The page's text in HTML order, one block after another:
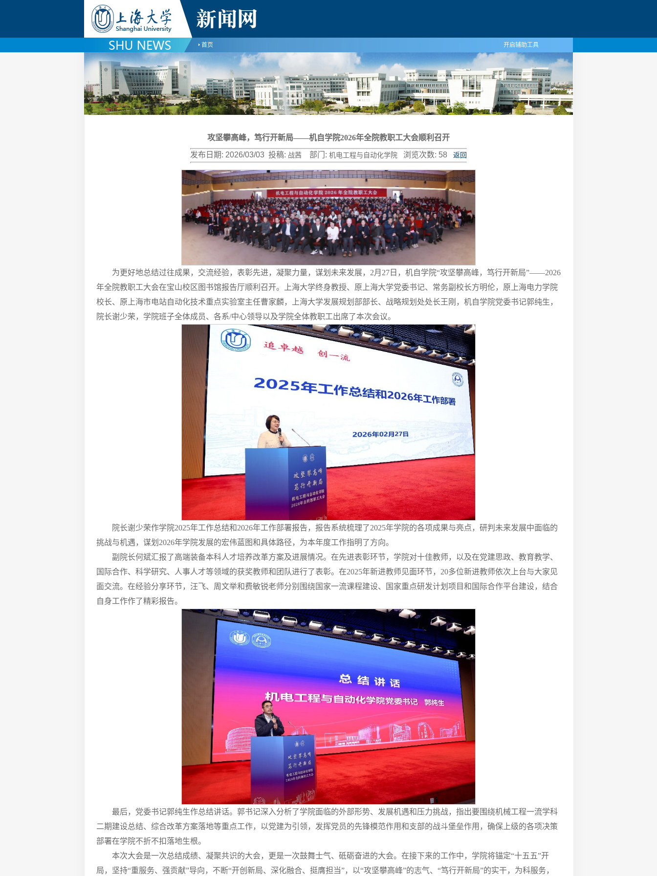
首页 开启辅助工具
攻坚攀高峰，笃行开新局——机自学院2026年全院教职工大会顺利召开
发布日期: 2026/03/03 投稿: 战茜 部门: 机电工程与自动化学院 浏览次数: 58 返回
为更好地总结过往成果，交流经验，表彰先进，凝聚力量，谋划未来发展，2月27日，机自学院“攻坚攀高峰，笃行开新局”——2026
年全院教职工大会在宝山校区图书馆报告厅顺利召开。上海大学终身教授、原上海大学党委书记、常务副校长方明伦，原上海电力学院
校长、原上海市电站自动化技术重点实验室主任曹家麟，上海大学发展规划部部长、战略规划处处长王刚，机自学院党委书记郭纯生，
院长谢少荣，学院班子全体成员、各系/中心领导以及学院全体教职工出席了本次会议。
院长谢少荣作学院2025年工作总结和2026年工作部署报告，报告系统梳理了2025年学院的各项成果与亮点，研判未来发展中面临的
挑战与机遇，谋划2026年学院发展的宏伟蓝图和具体路径，为本年度工作指明了方向。
副院长何斌汇报了高端装备本科人才培养改革方案及进展情况。在先进表彰环节，学院对十佳教师，以及在党建思政、教育教学、
国际合作、科学研究、人事人才等领域的获奖教师和团队进行了表彰。在2025年新进教师见面环节，20多位新进教师依次上台与大家见
面交流。在经验分享环节，汪飞、周文举和费敏锐老师分别围绕国家一流课程建设、国家重点研发计划项目和国际合作平台建设，结合
自身工作作了精彩报告。
最后，党委书记郭纯生作总结讲话。郭书记深入分析了学院面临的外部形势、发展机遇和压力挑战，指出要围绕机械工程一流学科
二期建设总结、综合改革方案落地等重点工作，以党建为引领，发挥党员的先锋模范作用和支部的战斗堡垒作用，确保上级的各项决策
部署在学院不折不扣落地生根。
本次大会是一次总结成绩、凝聚共识的大会，更是一次鼓舞士气、砥砺奋进的大会。在接下来的工作中，学院将锚定“十五五”开
局，坚持“重服务、强贡献”导向，不断“开创新局、深化融合、挺膺担当”，以“攻坚攀高峰”的志气、“笃行开新局”的实干，为科服务，